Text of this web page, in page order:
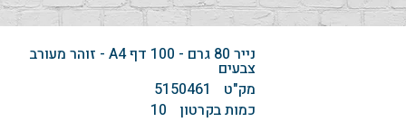
מק"ט
5150461
כמות בקרטון
10
נייר 80 גרם - 100 דף A4 - זוהר מעורב
צבעים